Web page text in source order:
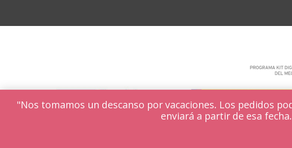
"Nos tomamos un descanso por vacaciones. Los pedidos
enviará a partir de esa